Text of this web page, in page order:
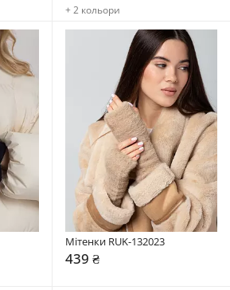
+ 2 кольори
Мітенки RUK-132023
439 ₴